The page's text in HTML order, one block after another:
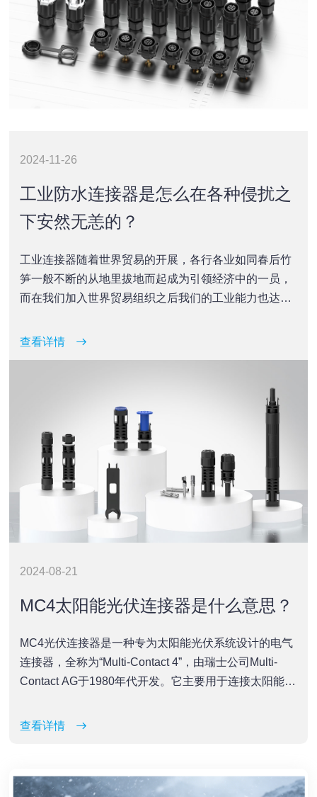
2024-11-26
工业防水连接器是怎么在各种侵扰之
下安然无恙的？
工业连接器随着世界贸易的开展，各行各业如同春后竹
笋一般不断的从地里拔地而起成为引领经济中的一员，
而在我们加入世界贸易组织之后我们的工业能力也达到
同的订单，全部工厂开足马力！
查看详情
2024-08-21
MC4太阳能光伏连接器是什么意思？
MC4光伏连接器是一种专为太阳能光伏系统设计的电气
连接器，全称为“Multi-Contact 4”，由瑞士公司Multi-
Contact AG于1980年代开发。它主要用于连接太阳能电
能的高效、安全传输。以下是MC4光伏连接器的一些重
查看详情